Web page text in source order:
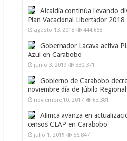
Alcaldía continúa llevando
Plan Vacacional Libertador 2018
agosto 13, 2018 444,668
Gobernador Lacava activa
Azul en Carabobo
junio 3, 2019 330,371
Gobierno de Carabobo
noviembre día de Júbilo
noviembre 10, 2017 63,381
Alimca avanza en
censos CLAP en Carabobo
julio 1, 2019 56,847